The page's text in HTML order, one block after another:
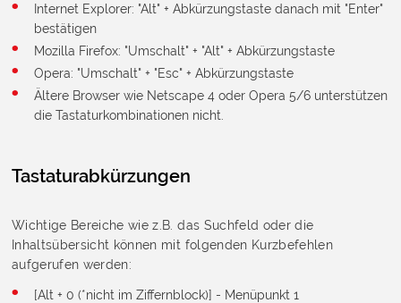
Internet Explorer: "Alt" + Abkürzungstaste danach mit "Enter"
bestätigen
Mozilla Firefox: "Umschalt" + "Alt" + Abkürzungstaste
Opera: "Umschalt" + "Esc" + Abkürzungstaste
Ältere Browser wie Netscape 4 oder Opera 5/6 unterstützen
die Tastaturkombinationen nicht.
Tastaturabkürzungen
Wichtige Bereiche wie z.B. das Suchfeld oder die
Inhaltsübersicht können mit folgenden Kurzbefehlen
aufgerufen werden:
[Alt + 0 (*nicht im Ziffernblock)] - Menüpunkt 1